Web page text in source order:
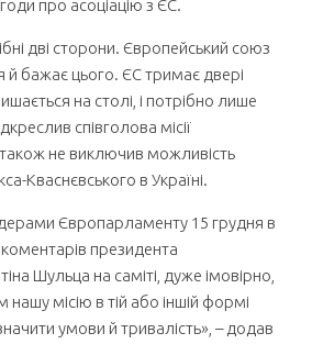
про асоціацію з ЄС.
дві сторони. Європейський союз
й бажає цього. ЄС тримає двері
на столі, і потрібно лише
співголова місії
не виключив можливість
Кваснєвського в Україні.
Європарламенту 15 грудня в
президента
Шульца на саміті, дуже імовірно,
місію в тій або іншій формі
умови й тривалість», – додав